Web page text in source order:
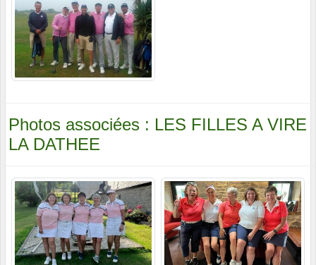
Photos associées : LES FILLES A VIRE
LA DATHEE